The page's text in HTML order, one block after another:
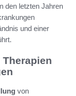
den letzten Jahren
und einer
von